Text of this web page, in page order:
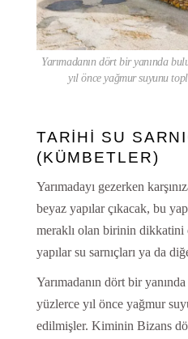
Yarımadanın dört bir yanında
yıl önce yağmur suyunu
TARİHİ SU
(KÜMBETLER)
Yarımadayı gezerken
beyaz yapılar çıkacak, bu
meraklı olan birinin dikkatini
yapılar su sarnıçları ya da
Yarımadanın dört bir
yüzlerce yıl önce yağmur
edilmişler. Kiminin Bizans